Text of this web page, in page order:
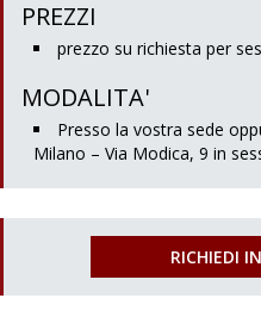
PREZZI
prezzo su richiesta per
MODALITA'
Presso la vostra sede
Milano – Via Modica, 9 in
RICHIEDI